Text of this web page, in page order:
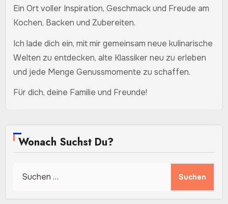
Ein Ort voller Inspiration, Geschmack und Freude am
Kochen, Backen und Zubereiten.
Ich lade dich ein, mit mir gemeinsam neue kulinarische
Welten zu entdecken, alte Klassiker neu zu erleben
und jede Menge Genussmomente zu schaffen.
Für dich, deine Familie und Freunde!
Wonach Suchst Du?